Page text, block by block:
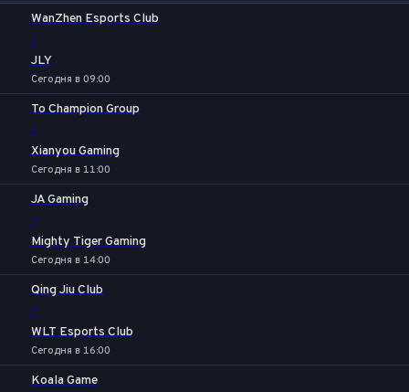
WanZhen Esports Club
-
JLY
Сегодня в 09:00
To Champion Group
-
Xianyou Gaming
Сегодня в 11:00
JA Gaming
-
Mighty Tiger Gaming
Сегодня в 14:00
Qing Jiu Club
-
WLT Esports Club
Сегодня в 16:00
Koala Game